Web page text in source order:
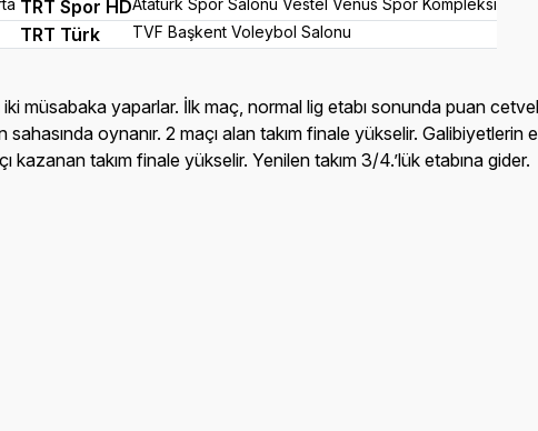
TRT Spor HDAtatürk Spor Salonu Vestel Venus Spor Kompleksi
TRT Türk TVF Başkent Voleybol Salonu
iki müsabaka yaparlar. İlk maç, normal lig etabı sonunda puan
sahasında oynanır. 2 maçı alan takım finale yükselir.
kazanan takım finale yükselir. Yenilen takım 3/4.’lük etabına gider.